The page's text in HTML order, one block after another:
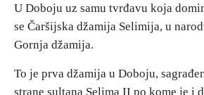
Manifestacije
Smještaj
Multimedija
U Doboju uz samu tvrđavu koja
se Čaršijska džamija Selimija, u
Gornja džamija.
To je prva džamija u Doboju,
strane sultana Selima II po kome je i